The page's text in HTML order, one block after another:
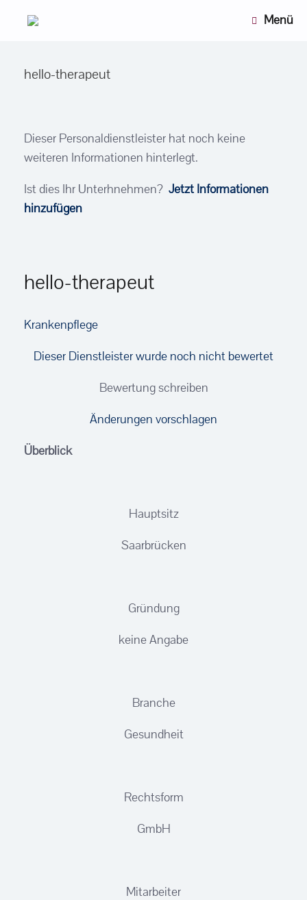
Menü
hello-therapeut
Dieser Personaldienstleister hat noch keine
weiteren Informationen hinterlegt.
Ist dies Ihr Unterhnehmen? Jetzt Informationen
hinzufügen
hello-therapeut
Krankenpflege
Dieser Dienstleister wurde noch nicht bewertet
Bewertung schreiben
Änderungen vorschlagen
Überblick
Hauptsitz
Saarbrücken
Gründung
keine Angabe
Branche
Gesundheit
Rechtsform
GmbH
Mitarbeiter